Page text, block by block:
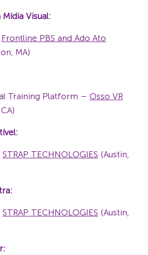
Visual:
Frontline PBS and Ado Ato
MA)
Training Platform – Osso VR
STRAP TECHNOLOGIES (Austin,
STRAP TECHNOLOGIES (Austin,